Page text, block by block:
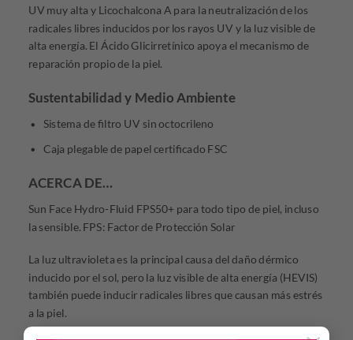
UV muy alta y Licochalcona A para la neutralización de los
radicales libres inducidos por los rayos UV y la luz visible de
alta energía. El Ácido Glicirretínico apoya el mecanismo de
reparación propio de la piel.
Sustentabilidad y Medio Ambiente
Sistema de filtro UV sin octocrileno
Caja plegable de papel certificado FSC
ACERCA DE…
Sun Face Hydro-Fluid FPS50+ para todo tipo de piel, incluso
la sensible. FPS: Factor de Protección Solar
La luz ultravioleta es la principal causa del daño dérmico
inducido por el sol, pero la luz visible de alta energía (HEVIS)
también puede inducir radicales libres que causan más estrés
a la piel.
Eucerin Sun Face Hydro-Fluid FPS 50+ es un Protector Solar